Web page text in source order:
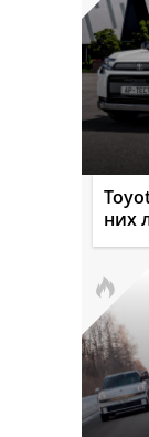
них